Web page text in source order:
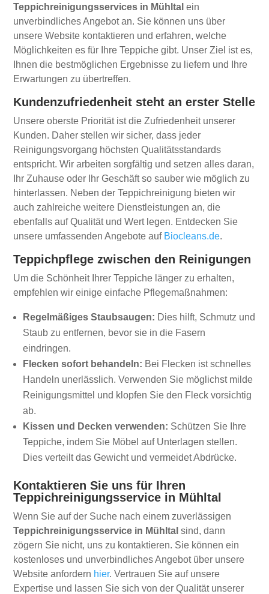
Teppichreinigungsservices in Mühltal ein
unverbindliches Angebot an. Sie können uns über
unsere Website kontaktieren und erfahren, welche
Möglichkeiten es für Ihre Teppiche gibt. Unser Ziel ist es,
Ihnen die bestmöglichen Ergebnisse zu liefern und Ihre
Erwartungen zu übertreffen.
Kundenzufriedenheit steht an erster Stelle
Unsere oberste Priorität ist die Zufriedenheit unserer
Kunden. Daher stellen wir sicher, dass jeder
Reinigungsvorgang höchsten Qualitätsstandards
entspricht. Wir arbeiten sorgfältig und setzen alles daran,
Ihr Zuhause oder Ihr Geschäft so sauber wie möglich zu
hinterlassen. Neben der Teppichreinigung bieten wir
auch zahlreiche weitere Dienstleistungen an, die
ebenfalls auf Qualität und Wert legen. Entdecken Sie
unsere umfassenden Angebote auf Biocleans.de.
Teppichpflege zwischen den Reinigungen
Um die Schönheit Ihrer Teppiche länger zu erhalten,
empfehlen wir einige einfache Pflegemaßnahmen:
Regelmäßiges Staubsaugen: Dies hilft, Schmutz und
Staub zu entfernen, bevor sie in die Fasern
eindringen.
Flecken sofort behandeln: Bei Flecken ist schnelles
Handeln unerlässlich. Verwenden Sie möglichst milde
Reinigungsmittel und klopfen Sie den Fleck vorsichtig
ab.
Kissen und Decken verwenden: Schützen Sie Ihre
Teppiche, indem Sie Möbel auf Unterlagen stellen.
Dies verteilt das Gewicht und vermeidet Abdrücke.
Kontaktieren Sie uns für Ihren
Teppichreinigungsservice in Mühltal
Wenn Sie auf der Suche nach einem zuverlässigen
Teppichreinigungsservice in Mühltal sind, dann
zögern Sie nicht, uns zu kontaktieren. Sie können ein
kostenloses und unverbindliches Angebot über unsere
Website anfordern hier. Vertrauen Sie auf unsere
Expertise und lassen Sie sich von der Qualität unserer